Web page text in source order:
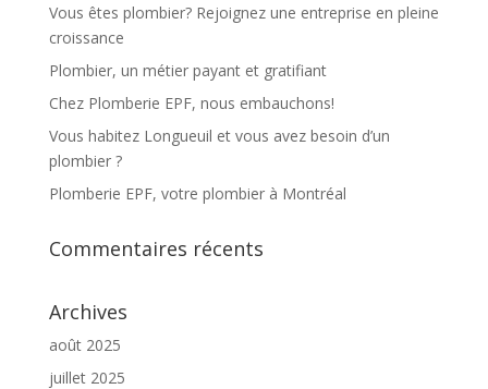
Vous êtes plombier? Rejoignez une entreprise en pleine
croissance
Plombier, un métier payant et gratifiant
Chez Plomberie EPF, nous embauchons!
Vous habitez Longueuil et vous avez besoin d’un
plombier ?
Plomberie EPF, votre plombier à Montréal
Commentaires récents
Archives
août 2025
juillet 2025